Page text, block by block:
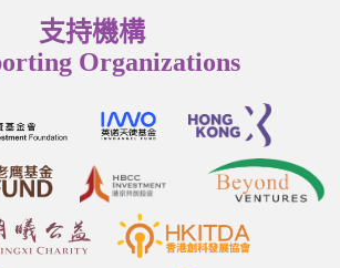
支持機構
Organizations